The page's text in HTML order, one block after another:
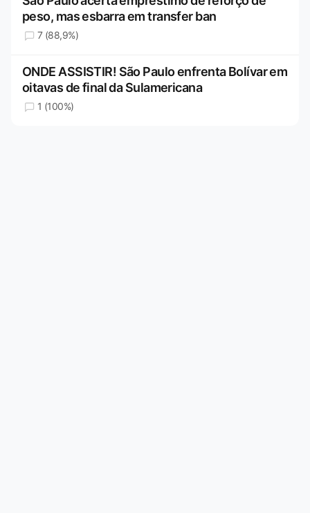
peso, mas esbarra em transfer ban
7 (88,9%)
ONDE ASSISTIR! São Paulo enfrenta Bolívar em
oitavas de final da Sulamericana
1 (100%)